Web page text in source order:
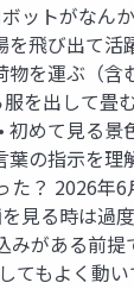
ットがなん
を飛び出て活
物を運ぶ（含
を出して畳
初めて見る景
葉の指示を理
た？ 2026年6
見る時は過
みがある前提
てもよく動